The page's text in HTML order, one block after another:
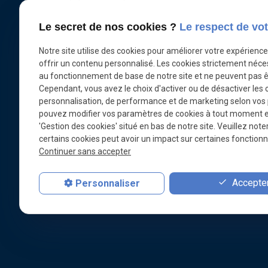
l’Office Français de Recherches Sous-marines
travaille à la conception de la soucoupe
plongeante SP350 Denise. Lorsque Jacques-
Yves Cousteau le rencontre pour la première fois
à l’OFRS, Clément consacre ses poses à la
réparation d’une guitare. Artiste, technicien, doué
de ses mains, créatif et imaginatif, tout à fait le
genre de profil que Cousteau recherche. Il rejoint
le groupe de réflexion autour de Jean Mollard et
télescopique du mini sous-marin d’exploration.
Dans les années 60, il participe à la conception
« 1
Le secret de nos cookies ? Le respect de
Notre site utilise des cookies pour améliorer votre
offrir un contenu personnalisé. Les cookies strictement
au fonctionnement de base de notre site et ne peuvent pas
Cependant, vous avez le choix d'activer ou de désactiver les
personnalisation, de performance et de marketing selon vos
pouvez modifier vos paramètres de cookies à tout moment
'Gestion des cookies' situé en bas de notre site. Veuillez
certains cookies peut avoir un impact sur certaines
Continuer sans accepter
Personnaliser